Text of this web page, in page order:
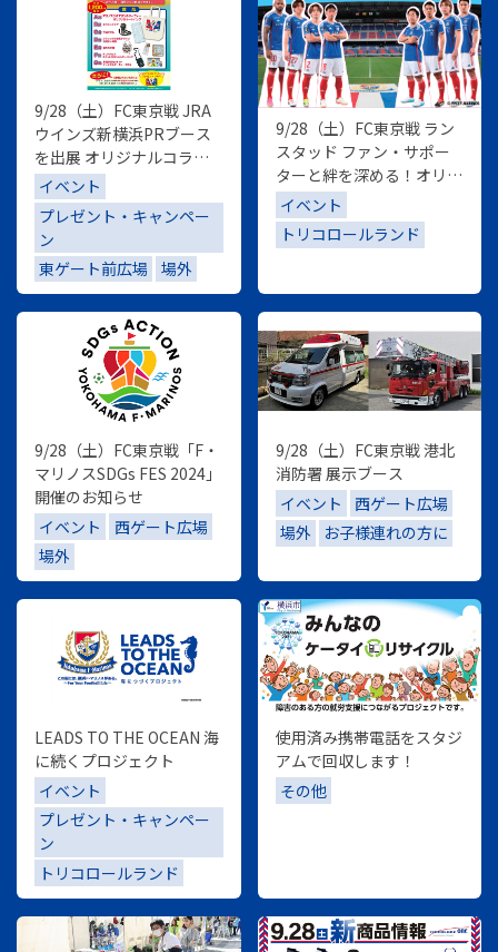
9/28（土）FC東京戦 JRA
ウインズ新横浜PRブース
を出展 オリジナルコラボ
グッズなどが当たる抽選会
&フォトスポットを実施
イベント
プレゼント・キャンペー
ン
東ゲート前広場
場外
9/28（土）FC東京戦 ラン
スタッド ファン・サポー
ターと絆を深める！オリジ
ナルグッズが当たるフォト
ブースを設置
イベント
トリコロールランド
9/28（土）FC東京戦「F・
マリノスSDGs FES 2024」
開催のお知らせ
イベント
西ゲート広場
場外
9/28（土）FC東京戦 港北
消防署 展示ブース
イベント
西ゲート広場
場外
お子様連れの方に
LEADS TO THE OCEAN 海
に続くプロジェクト
イベント
プレゼント・キャンペー
ン
トリコロールランド
使用済み携帯電話をスタジ
アムで回収します！
その他